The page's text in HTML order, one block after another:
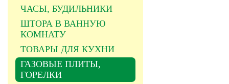
ЧАСЫ, БУДИЛЬНИКИ
ШТОРА В ВАННУЮ
КОМНАТУ
ТОВАРЫ ДЛЯ КУХНИ
ГАЗОВЫЕ ПЛИТЫ,
ГОРЕЛКИ